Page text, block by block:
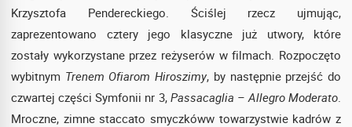
Krzysztofa Pendereckiego. Ściślej rzecz ujmując,
zaprezentowano cztery jego klasyczne już utwory, które
zostały wykorzystane przez reżyserów w filmach. Rozpoczęto
wybitnym Trenem Ofiarom Hiroszimy, by następnie przejść do
czwartej części Symfonii nr 3, Passacaglia – Allegro Moderato
Mroczne, zimne staccato smyczkóww towarzystwie kadrów z